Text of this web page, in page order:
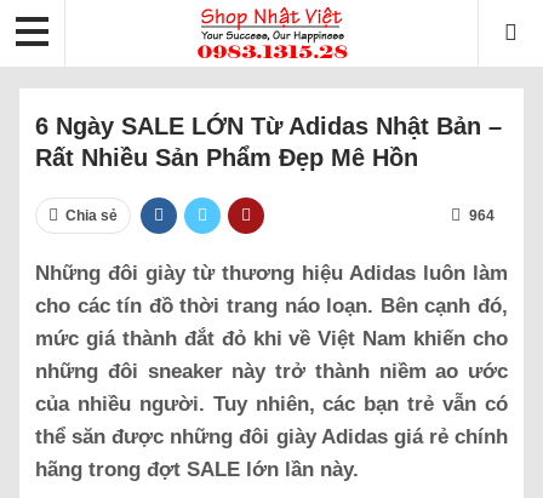
6 Ngày SALE LỚN Từ Adidas Nhật Bản –
Rất Nhiều Sản Phẩm Đẹp Mê Hồn
Chia sẻ 964
Những đôi giày từ thương hiệu Adidas luôn làm
cho các tín đồ thời trang náo loạn. Bên cạnh đó,
mức giá thành đắt đỏ khi về Việt Nam khiến cho
những đôi sneaker này trở thành niềm ao ước
của nhiều người. Tuy nhiên, các bạn trẻ vẫn có
thể săn được những đôi giày Adidas giá rẻ chính
hãng trong đợt SALE lớn lần này.